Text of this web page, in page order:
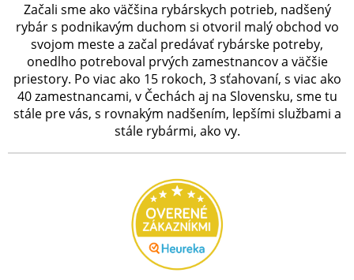
Začali sme ako väčšina rybárskych potrieb, nadšený
rybár s podnikavým duchom si otvoril malý obchod vo
svojom meste a začal predávať rybárske potreby,
onedlho potreboval prvých zamestnancov a väčšie
priestory. Po viac ako 15 rokoch, 3 sťahovaní, s viac ako
40 zamestnancami, v Čechách aj na Slovensku, sme tu
stále pre vás, s rovnakým nadšením, lepšími službami a
stále rybármi, ako vy.